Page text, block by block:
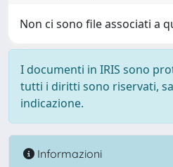
Non ci sono file associati a
I documenti in IRIS sono
tutti i diritti sono riservati,
indicazione.
Informazioni